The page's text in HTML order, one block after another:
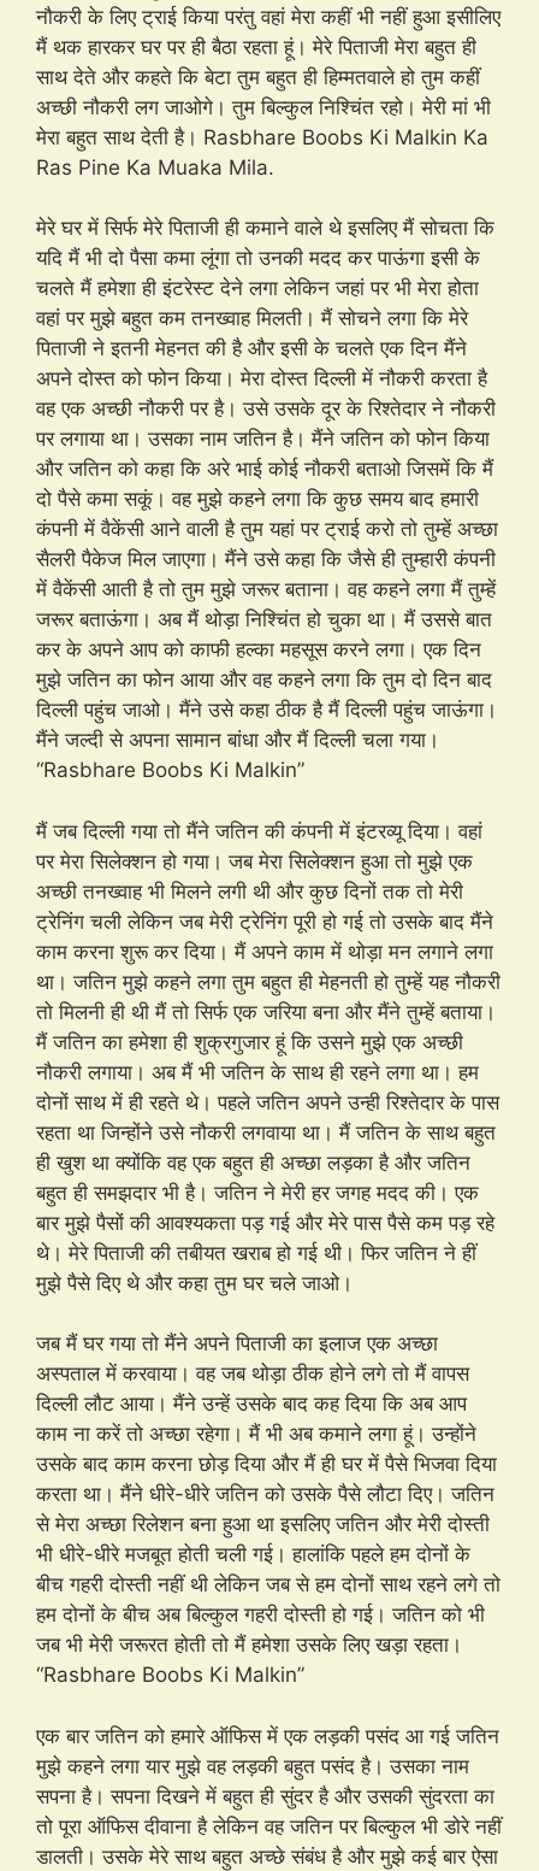
नौकरी के लिए ट्राई किया परंतु वहां मेरा कहीं भी नहीं हुआ इसीलिए
मैं थक हारकर घर पर ही बैठा रहता हूं। मेरे पिताजी मेरा बहुत ही
साथ देते और कहते कि बेटा तुम बहुत ही हिम्मतवाले हो तुम कहीं
अच्छी नौकरी लग जाओगे। तुम बिल्कुल निश्चिंत रहो। मेरी मां भी
मेरा बहुत साथ देती है। Rasbhare Boobs Ki Malkin Ka
Ras Pine Ka Muaka Mila.
मेरे घर में सिर्फ मेरे पिताजी ही कमाने वाले थे इसलिए मैं सोचता कि
यदि मैं भी दो पैसा कमा लूंगा तो उनकी मदद कर पाऊंगा इसी के
चलते मैं हमेशा ही इंटरेस्ट देने लगा लेकिन जहां पर भी मेरा होता
वहां पर मुझे बहुत कम तनख्वाह मिलती। मैं सोचने लगा कि मेरे
पिताजी ने इतनी मेहनत की है और इसी के चलते एक दिन मैंने
अपने दोस्त को फोन किया। मेरा दोस्त दिल्ली में नौकरी करता है
वह एक अच्छी नौकरी पर है। उसे उसके दूर के रिश्तेदार ने नौकरी
पर लगाया था। उसका नाम जतिन है। मैंने जतिन को फोन किया
और जतिन को कहा कि अरे भाई कोई नौकरी बताओ जिसमें कि मैं
दो पैसे कमा सकूं। वह मुझे कहने लगा कि कुछ समय बाद हमारी
कंपनी में वैकेंसी आने वाली है तुम यहां पर ट्राई करो तो तुम्हें अच्छा
सैलरी पैकेज मिल जाएगा। मैंने उसे कहा कि जैसे ही तुम्हारी कंपनी
में वैकेंसी आती है तो तुम मुझे जरूर बताना। वह कहने लगा मैं तुम्हें
जरूर बताऊंगा। अब मैं थोड़ा निश्चिंत हो चुका था। मैं उससे बात
कर के अपने आप को काफी हल्का महसूस करने लगा। एक दिन
मुझे जतिन का फोन आया और वह कहने लगा कि तुम दो दिन बाद
दिल्ली पहुंच जाओ। मैंने उसे कहा ठीक है मैं दिल्ली पहुंच जाऊंगा।
मैंने जल्दी से अपना सामान बांधा और मैं दिल्ली चला गया।
“Rasbhare Boobs Ki Malkin”
मैं जब दिल्ली गया तो मैंने जतिन की कंपनी में इंटरव्यू दिया। वहां
पर मेरा सिलेक्शन हो गया। जब मेरा सिलेक्शन हुआ तो मुझे एक
अच्छी तनख्वाह भी मिलने लगी थी और कुछ दिनों तक तो मेरी
ट्रेनिंग चली लेकिन जब मेरी ट्रेनिंग पूरी हो गई तो उसके बाद मैंने
काम करना शुरू कर दिया। मैं अपने काम में थोड़ा मन लगाने लगा
था। जतिन मुझे कहने लगा तुम बहुत ही मेहनती हो तुम्हें यह नौकरी
तो मिलनी ही थी मैं तो सिर्फ एक जरिया बना और मैंने तुम्हें बताया।
मैं जतिन का हमेशा ही शुक्रगुजार हूं कि उसने मुझे एक अच्छी
नौकरी लगाया। अब मैं भी जतिन के साथ ही रहने लगा था। हम
दोनों साथ में ही रहते थे। पहले जतिन अपने उन्ही रिश्तेदार के पास
रहता था जिन्होंने उसे नौकरी लगवाया था। मैं जतिन के साथ बहुत
ही खुश था क्योंकि वह एक बहुत ही अच्छा लड़का है और जतिन
बहुत ही समझदार भी है। जतिन ने मेरी हर जगह मदद की। एक
बार मुझे पैसों की आवश्यकता पड़ गई और मेरे पास पैसे कम पड़ रहे
थे। मेरे पिताजी की तबीयत खराब हो गई थी। फिर जतिन ने हीं
मुझे पैसे दिए थे और कहा तुम घर चले जाओ।
जब मैं घर गया तो मैंने अपने पिताजी का इलाज एक अच्छा
अस्पताल में करवाया। वह जब थोड़ा ठीक होने लगे तो मैं वापस
दिल्ली लौट आया। मैंने उन्हें उसके बाद कह दिया कि अब आप
काम ना करें तो अच्छा रहेगा। मैं भी अब कमाने लगा हूं। उन्होंने
उसके बाद काम करना छोड़ दिया और मैं ही घर में पैसे भिजवा दिया
करता था। मैंने धीरे-धीरे जतिन को उसके पैसे लौटा दिए। जतिन
से मेरा अच्छा रिलेशन बना हुआ था इसलिए जतिन और मेरी दोस्ती
भी धीरे-धीरे मजबूत होती चली गई। हालांकि पहले हम दोनों के
बीच गहरी दोस्ती नहीं थी लेकिन जब से हम दोनों साथ रहने लगे तो
हम दोनों के बीच अब बिल्कुल गहरी दोस्ती हो गई। जतिन को भी
जब भी मेरी जरूरत होती तो मैं हमेशा उसके लिए खड़ा रहता।
“Rasbhare Boobs Ki Malkin”
एक बार जतिन को हमारे ऑफिस में एक लड़की पसंद आ गई जतिन
मुझे कहने लगा यार मुझे वह लड़की बहुत पसंद है। उसका नाम
सपना है। सपना दिखने में बहुत ही सुंदर है और उसकी सुंदरता का
तो पूरा ऑफिस दीवाना है लेकिन वह जतिन पर बिल्कुल भी डोरे नहीं
डालती। उसके मेरे साथ बहुत अच्छे संबंध है और मुझे कई बार ऐसा